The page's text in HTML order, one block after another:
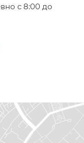
с 8:00 до